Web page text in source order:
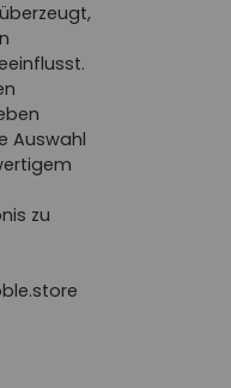
Auswahl
zu